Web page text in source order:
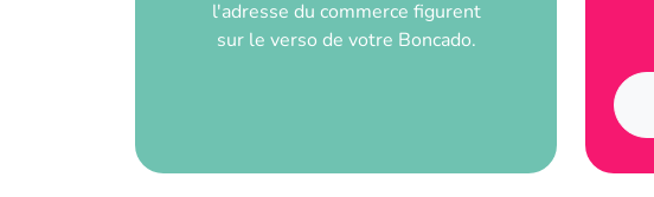
l'adresse du commerce figurent
sur le verso de votre Boncado.